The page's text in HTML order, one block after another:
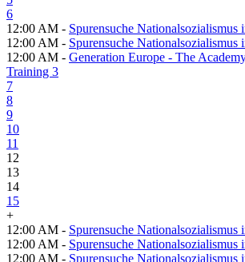
6
12:00 AM - Spurensuche Nationalsozialismus
12:00 AM - Spurensuche Nationalsozialismus
12:00 AM - Generation Europe - The
Training 3
7
8
9
10
11
12
13
14
15
+
12:00 AM - Spurensuche Nationalsozialismus
12:00 AM - Spurensuche Nationalsozialismus
12:00 AM - Spurensuche Nationalsozialismus